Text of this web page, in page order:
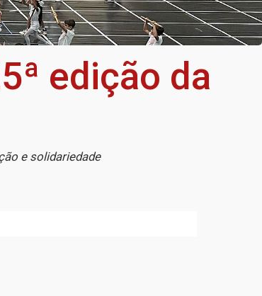
edição da
e solidariedade